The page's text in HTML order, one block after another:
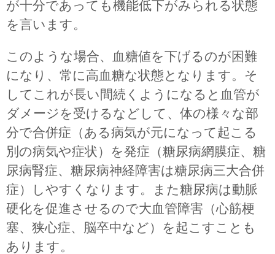
が十分であっても機能低下がみられる状態
を言います。
このような場合、血糖値を下げるのが困難
になり、常に高血糖な状態となります。そ
してこれが長い間続くようになると血管が
ダメージを受けるなどして、体の様々な部
分で合併症（ある病気が元になって起こる
別の病気や症状）を発症（糖尿病網膜症、糖
尿病腎症、糖尿病神経障害は糖尿病三大合併
症）しやすくなります。また糖尿病は動脈
硬化を促進させるので大血管障害（心筋梗
塞、狭心症、脳卒中など）を起こすことも
あります。